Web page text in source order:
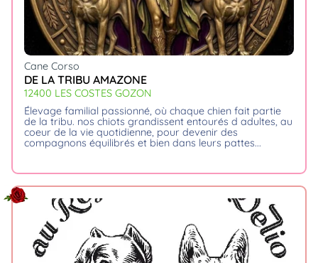
Cane Corso
DE LA TRIBU AMAZONE
12400 LES COSTES GOZON
élevage familial passionné, où chaque chien fait partie
de la tribu. nos chiots grandissent entourés d adultes, au
coeur de la vie quotidienne, pour devenir des
compagnons équilibrés et bien dans leurs pattes.